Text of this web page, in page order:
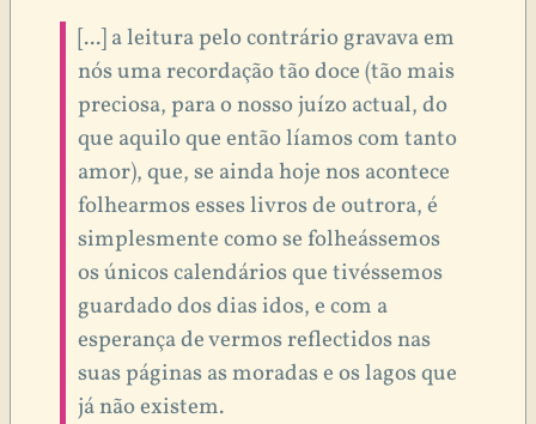
[...] a leitura pelo contrário gravava em
nós uma recordação tão doce (tão mais
preciosa, para o nosso juízo actual, do
que aquilo que então líamos com tanto
amor), que, se ainda hoje nos acontece
folhearmos esses livros de outrora, é
simplesmente como se folheássemos
os únicos calendários que tivéssemos
guardado dos dias idos, e com a
esperança de vermos reflectidos nas
suas páginas as moradas e os lagos que
já não existem.